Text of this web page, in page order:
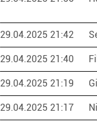
29.04.2025 21:42
29.04.2025 21:40
29.04.2025 21:19
29.04.2025 21:17